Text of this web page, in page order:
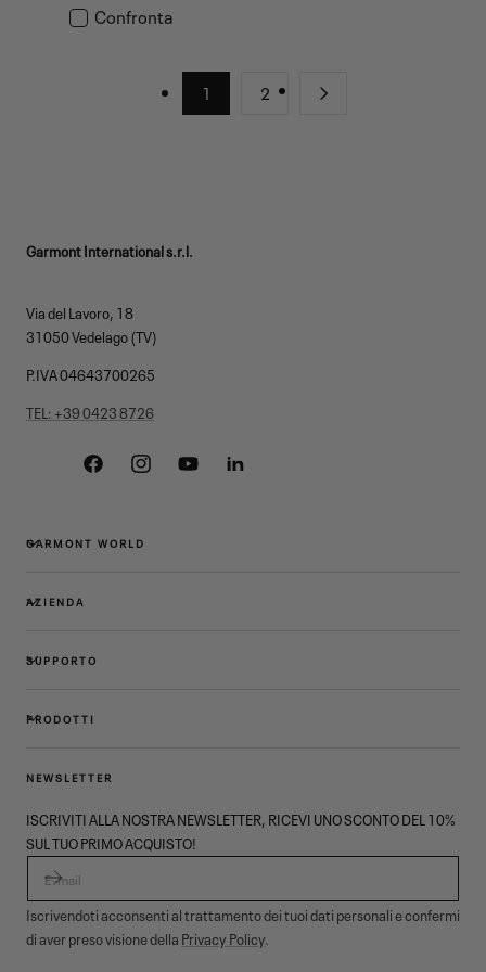
venditaConfronta
1 2
Garmont International s.r.l.
Via del Lavoro, 18
31050 Vedelago (TV)
P.IVA 04643700265
TEL: +39 0423 8726
FacebookInstagramYouTubeLinkedin
GARMONT WORLD
AZIENDA
SUPPORTO
PRODOTTI
NEWSLETTER
ISCRIVITI ALLA NOSTRA NEWSLETTER, RICEVI UNO SCONTO DEL 10%
SUL TUO PRIMO ACQUISTO!
Iscrivendoti acconsenti al trattamento dei tuoi dati personali e confermi
di aver preso visione della Privacy Policy.